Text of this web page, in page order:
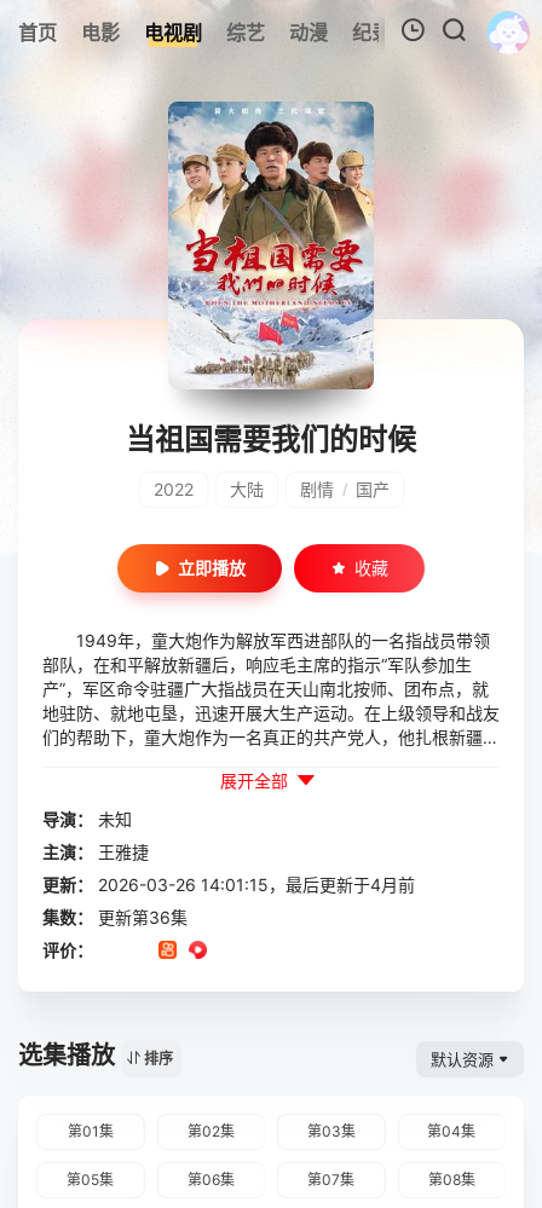
首页 电影 电视剧 综艺 动漫 纪录片 视频短片
暂无观看影片的记录
当祖国需要我们的时候
2022 大陆 剧情 / 国产
立即播放 收藏
1949年，童大炮作为解放军西进部队的一名指战员带领
部队，在和平解放新疆后，响应毛主席的指示“军队参加生
产”，军区命令驻疆广大指战员在天山南北按师、团布点，就
地驻防、就地屯垦，迅速开展大生产运动。在上级领导和战友
们的帮助下，童大炮作为一名真正的共产党人，他扎根新疆，
一起投入到开荒、屯垦戍边的热火朝天的工作中去。童大炮和
战友李文治等，一起克服千难万险，成为了老一代兵团人的精
神楷模，并培养了他们的二代、三代童建设、童心等兵团人在
建设新疆的过程中继续传承着兵团人的精神，讲述了三代兵团
人不忘初心、牢记使命、屯垦戍边的感人故事。
展开全部
导演：
未知
主演：
王雅捷
更新：
2026-03-26 14:01:15，最后更新于4月前
集数：
更新第36集
评价：
选集播放 排序 默认资源
第01集 第02集 第03集 第04集
第05集 第06集 第07集 第08集